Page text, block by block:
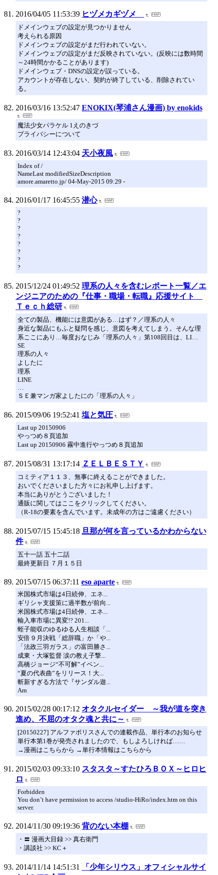
2016/04/05 11:53:39 ヒヅメカギヅメ
ドメインウェブの設定が見つかりません
考えられる原因
ドメインウェブの設定がまだ行われていない。
ドメインウェブの設定がまだ反映されていない。(反映には数時間
～24時間かかることがあります)
ドメインウェブ・DNSの設定が誤っている。
アカウントが存在しない、契約が終了している、削除されてい
る。
2016/03/16 13:52:47 ENOKIX(琴浦さん漫画) by enokids
魔法少女パラケル 1えのきづ
プライバシーについて
2016/03/14 12:43:04 天小夜風
Index of /
NameLast modifiedSizeDescription
amore.amaretto.jp/ 04-May-2015 09:29 -
2016/01/17 16:45:55 潜心
?
?
?
?
?
?
?
?
2015/12/24 01:49:52 理系の人々を含むレポート一覧／エ
ンジニアのための『仕事・職場・転職』応援サイト
Ｔｅｃｈ総研
全ての製品、機能には意図がある…はず？／理系の人々
身近な製品にもふと疑問を感じ、意図を考えてしまう。そんな理
系ここにあり…毎度おなじみ「理系の人々」第108回目は、LI…
SE
理系の人々
よしたに
理系
LINE
ＳＥ兼マンガ家よしたにの「理系の人々」
2015/09/06 19:52:41 塩と気圧
Last up 20150906
やっつめ８頁追加
Last up 20150906 霧中進行やっつめ８頁追加
2015/08/31 13:17:14 ＺＥＬＢＥＳＴＹ
コミティア１１３、無事に終えることができました。
おいでくださいました方々にお礼申し上げます。
本当にありがとうございました！
通販に関してはここをクリックしてください。
（R-18の要素を含んでいます。未成年の方はご遠慮ください）
2015/07/15 15:45:18 旦那が何を言っているかわからない
件
五十一話 五十二話
最終更新日 ７月１５日
2015/07/15 06:37:11 eso aparte
米国株式市場は4日続伸、エネ...
ギリシャ支援策に過半数が前向...
米国株式市場は4日続伸、エネ...
輸入車市場に異変!? 201...
蛭子能収のゆるゆる人生相談「...
安倍９月決戦「総辞職」か「や...
「法政三羽ガラス」の富田勝さ...
成東・大塚監督 涙の教え子撃...
高橋ジョージ“不可解”イベン...
“夏の代表曲”をリリース！大...
斬新すぎる方法で『サンダル遊...
Am
2015/02/28 00:17:12 オタクルセイダー ～我が道を突き
進め、不屈のオタク魂と共に～
[20150227] アルファポリスさんでの連載作品、単行本のお知らせ
単行本第1巻が発売されましたので、もしよろしければ……
→漫画はこちらから →単行本情報はこちらから
2015/02/03 09:33:10 スタスタ～すたひろＢＯＸ～ヒロヒ
ロ
Forbidden
You don’t have permission to access /studio-HiRo/index.htm on this
server.
2014/11/30 09:19:36 背のない本棚
・〓 漫画大目録 >> 真右衛門
・講談社 >> KC＋
2014/11/14 14:51:31
「少年シリウス」オフィシャルサイ